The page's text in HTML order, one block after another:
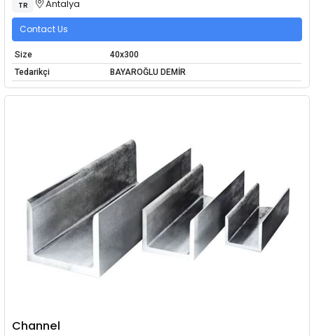
TR Antalya
Contact Us
Size
40x300
Tedarikçi
BAYAROĞLU DEMİR
Channel